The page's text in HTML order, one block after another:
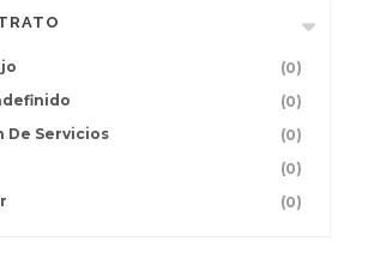
(0)
(0)
De Servicios
(0)
(0)
(0)